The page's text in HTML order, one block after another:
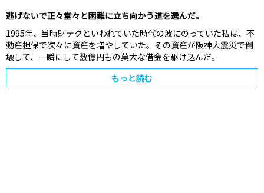
逃げないで正々堂々と困難に立ち向かう道を選んだ。
1995年、当時財テクといわれていた時代の波にのっていた私は、不
動産担保で次々に資産を増やしていた。その資産が阪神大震災で倒
壊して、一瞬にして数億円もの莫大な借金を駆け込んだ。
もっと読む